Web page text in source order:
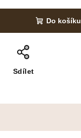
Do košíku
Sdílet